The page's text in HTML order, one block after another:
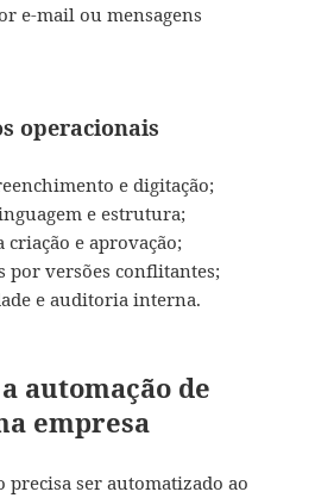
e-mail ou mensagens
operacionais
e digitação;
e estrutura;
e aprovação;
por versões conflitantes;
e auditoria interna.
automação de
empresa
precisa ser automatizado ao